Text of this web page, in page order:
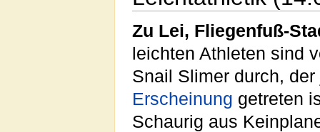
Zu Lei, Fliegenfuß-
leichten Athleten sind
Snail Slimer durch,
Erscheinung getreten
Schaurig aus